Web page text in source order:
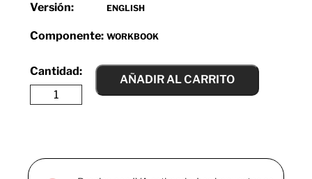
Versión: ENGLISH
Componente: WORKBOOK
AÑADIR AL CARRITO